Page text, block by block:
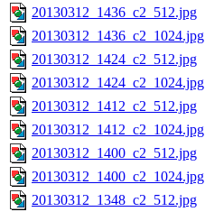
20130312_1436_c2_512.jpg
20130312_1436_c2_1024.jpg
20130312_1424_c2_512.jpg
20130312_1424_c2_1024.jpg
20130312_1412_c2_512.jpg
20130312_1412_c2_1024.jpg
20130312_1400_c2_512.jpg
20130312_1400_c2_1024.jpg
20130312_1348_c2_512.jpg